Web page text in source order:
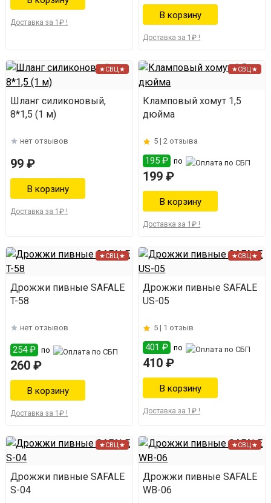
Доставка за 1₽ !
Доставка за 1₽ !
★СВЦ★
Шланг силиконовый,
8*1,5 (1 м)
нет отзывов
99 ₽
Доставка за 1₽ !
★СВЦ★
Кламповый хомут 1,5
дюйма
5 |2 отзыва
195 ₽ по
199 ₽
Доставка за 1₽ !
★СВЦ★
Дрожжи пивные SAFALE
T-58
нет отзывов
254 ₽ по
260 ₽
Доставка за 1₽ !
★СВЦ★
Дрожжи пивные SAFALE
US-05
5 | 1 отзыв
401 ₽ по
410 ₽
Доставка за 1₽ !
★СВЦ★
Дрожжи пивные SAFALE
S-04
★СВЦ★
Дрожжи пивные SAFALE
WB-06